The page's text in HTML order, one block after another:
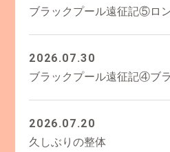
ブラックプール遠征記⑤ロ
2026.07.30
ブラックプール遠征記④ブ
2026.07.20
久しぶりの整体